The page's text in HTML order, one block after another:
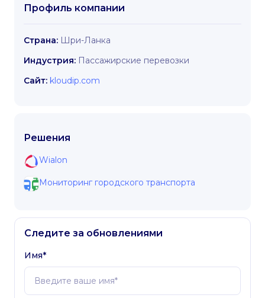
Профиль компании
Страна: Шри-Ланка
Индустрия: Пассажирские перевозки
Сайт: kloudip.com
Решения
Wialon
Мониторинг городского транспорта
Следите за обновлениями
Имя*